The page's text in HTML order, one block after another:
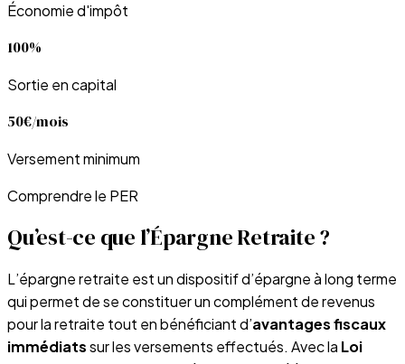
Économie d'impôt
100%
Sortie en capital
50€/mois
Versement minimum
Comprendre le PER
Qu’est-ce que l’Épargne Retraite ?
L’épargne retraite est un dispositif d’épargne à long terme
qui permet de se constituer un complément de revenus
pour la retraite tout en bénéficiant d’avantages fiscaux
immédiatssur les versements effectués. Avec la Loi